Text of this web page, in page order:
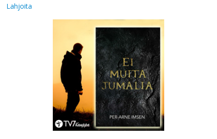
Lahjoita